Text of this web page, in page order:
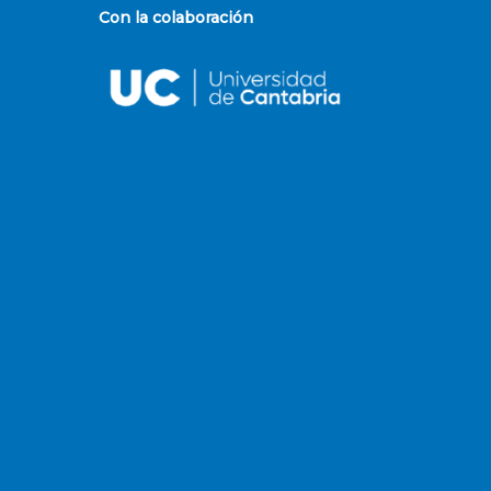
Con la colaboración